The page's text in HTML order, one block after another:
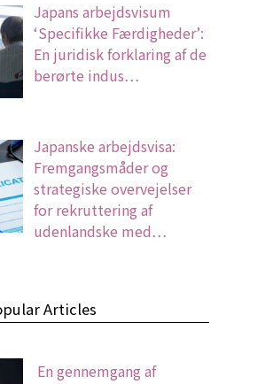
Japans arbejdsvisum
‘Specifikke Færdigheder’:
En juridisk forklaring af de
berørte indus…
Japanske arbejdsvisa:
Fremgangsmåder og
strategiske overvejelser
for rekruttering af
udenlandske med…
Articles
En gennemgang af